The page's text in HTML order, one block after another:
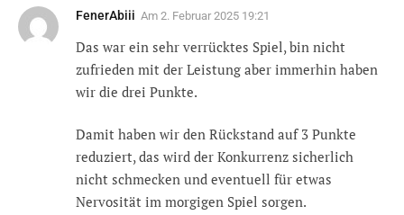
FenerAbiii Am 2. Februar 2025 19:21
Das war ein sehr verrücktes Spiel, bin nicht
zufrieden mit der Leistung aber immerhin haben
wir die drei Punkte.
Damit haben wir den Rückstand auf 3 Punkte
reduziert, das wird der Konkurrenz sicherlich
nicht schmecken und eventuell für etwas
Nervosität im morgigen Spiel sorgen.